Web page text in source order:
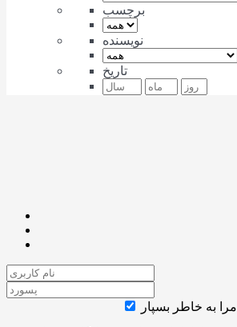
برچسب
نویسنده
تاریخ
مرا به خاطر بسپار